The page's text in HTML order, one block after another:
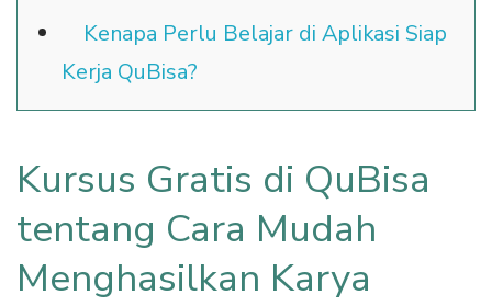
Kenapa Perlu Belajar di Aplikasi Siap
Kerja QuBisa?
Kursus Gratis di QuBisa
tentang Cara Mudah
Menghasilkan Karya